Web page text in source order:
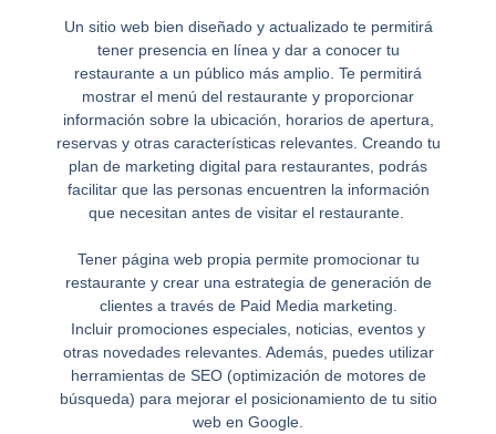
Un sitio web bien diseñado y actualizado te permitirá
tener presencia en línea y dar a conocer tu
restaurante a un público más amplio. Te permitirá
mostrar el menú del restaurante y proporcionar
información sobre la ubicación, horarios de apertura,
reservas y otras características relevantes. Creando tu
plan de marketing digital para restaurantes, podrás
facilitar que las personas encuentren la información
que necesitan antes de visitar el restaurante.
Tener página web propia permite promocionar tu
restaurante y crear una estrategia de generación de
clientes a través de Paid Media marketing.
Incluir promociones especiales, noticias, eventos y
otras novedades relevantes. Además, puedes utilizar
herramientas de SEO (optimización de motores de
búsqueda) para mejorar el posicionamiento de tu sitio
web en Google.